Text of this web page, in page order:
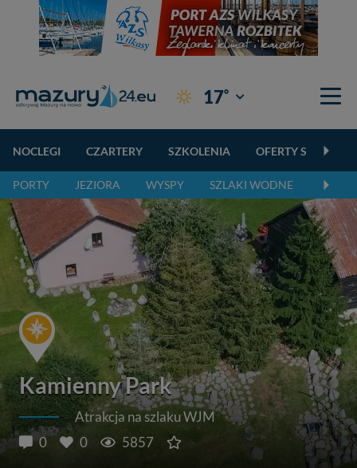
17° Giżycko
NOCLEGI CZARTERY SZKOLENIA OFERTY
PORTY JEZIORA WYSPY SZLAKI WODNE
Kamienny Park
Atrakcja na szlaku WJM
0
0 5857